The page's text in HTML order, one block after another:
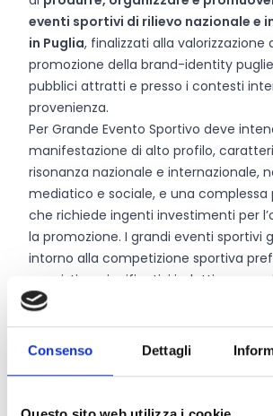
Consenso Dettagli
eventi sportivi di rilievo nazionale e
in Puglia, finalizzati alla valorizzazione
promozione della brand-identity
pubblici attratti e presso i contesti
provenienza.
Per Grande Evento Sportivo deve
manifestazione di alto profilo,
risonanza nazionale e internazionale,
mediatico e sociale, e una complessa
che richiede ingenti investimenti per
la promozione. I grandi eventi sportivi
intorno alla competizione sportiva
agonistica, significativi indotti
immagine per le città e i territori
trasformando temporaneamente il
una vetrina internazionale e